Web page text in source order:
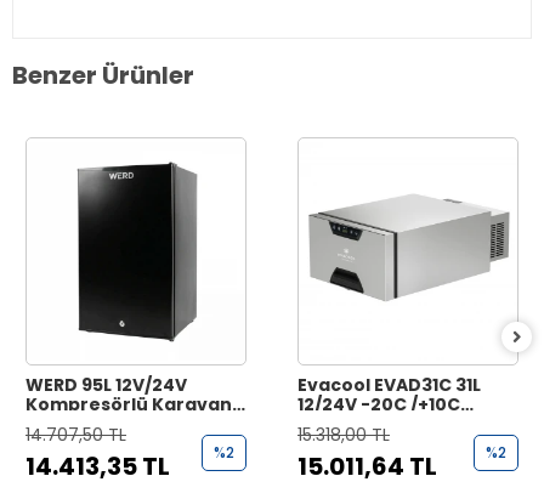
Benzer Ürünler
WERD 95L 12V/24V
Kompresörlü Karavan
Buzdolabı - 95 Litre
14.707,50 TL
14.413,35 TL %2
Evacool EVAD31C 31L
12/24V -20C /+10C
Çekmece Tipi
Kompresörlü Buzdolabı
15.318,00 TL
15.011,64 TL %2